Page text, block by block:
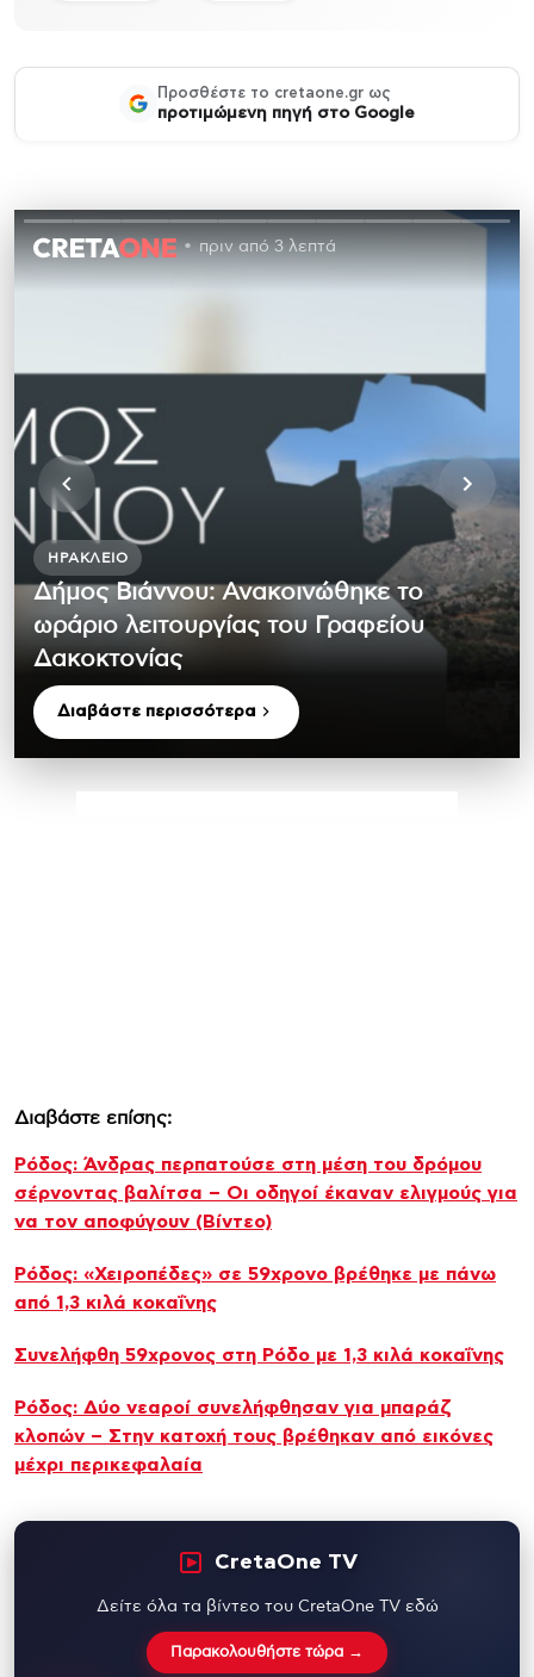
Προσθέστε το cretaone.gr ως
προτιμώμενη πηγή στο Google
πριν από 3 λεπτά
ΗΡΆΚΛΕΙΟ
Δήμος Βιάννου: Ανακοινώθηκε το
ωράριο λειτουργίας του Γραφείου
Δακοκτονίας
Διαβάστε περισσότερα
Διαβάστε επίσης:
Ρόδος: Άνδρας περπατούσε στη μέση του δρόμου
σέρνοντας βαλίτσα – Οι οδηγοί έκαναν ελιγμούς για
να τον αποφύγουν (Βίντεο)
Ρόδος: «Χειροπέδες» σε 59χρονο βρέθηκε με πάνω
από 1,3 κιλά κοκαΐνης
Συνελήφθη 59χρονος στη Ρόδο με 1,3 κιλά κοκαΐνης
Ρόδος: Δύο νεαροί συνελήφθησαν για μπαράζ
κλοπών – Στην κατοχή τους βρέθηκαν από εικόνες
μέχρι περικεφαλαία
CretaOne TV
Δείτε όλα τα βίντεο του CretaOne TV εδώ
Παρακολουθήστε τώρα →